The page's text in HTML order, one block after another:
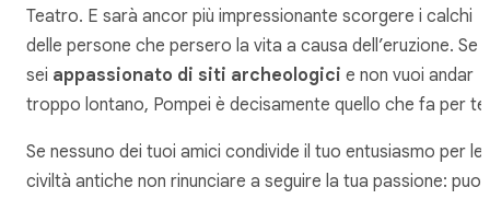
Teatro. E sarà ancor più impressionante scorgere i calchi
delle persone che persero la vita a causa dell’eruzione. Se
sei appassionato di siti archeologici e non vuoi andar
troppo lontano, Pompei è decisamente quello che fa per te.
Se nessuno dei tuoi amici condivide il tuo entusiasmo per le
civiltà antiche non rinunciare a seguire la tua passione: puoi